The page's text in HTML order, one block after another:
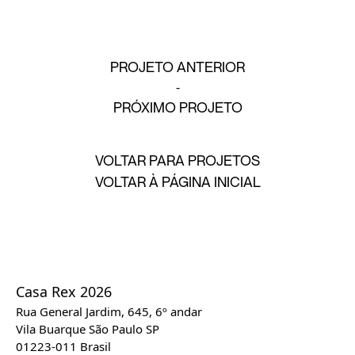
PROJETO ANTERIOR
PRÓXIMO PROJETO
VOLTAR PARA PROJETOS
VOLTAR À PÁGINA INICIAL
Casa Rex 2026
Rua General Jardim, 645, 6º andar
Vila Buarque São Paulo SP
01223-011 Brasil